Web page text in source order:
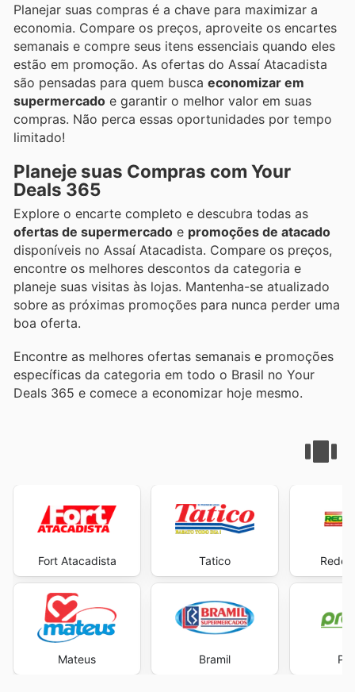
Planejar suas compras é a chave para maximizar a
economia. Compare os preços, aproveite os encartes
semanais e compre seus itens essenciais quando eles
estão em promoção. As ofertas do Assaí Atacadista
são pensadas para quem busca economizar em
supermercado e garantir o melhor valor em suas
compras. Não perca essas oportunidades por tempo
limitado!
Planeje suas Compras com Your
Deals 365
Explore o encarte completo e descubra todas as
ofertas de supermercado e promoções de atacado
disponíveis no Assaí Atacadista. Compare os preços,
encontre os melhores descontos da categoria e
planeje suas visitas às lojas. Mantenha-se atualizado
sobre as próximas promoções para nunca perder uma
boa oferta.
Encontre as melhores ofertas semanais e promoções
específicas da categoria em todo o Brasil no Your
Deals 365 e comece a economizar hoje mesmo.
Fort Atacadista
Mateus
Tatico
Bramil
Rede